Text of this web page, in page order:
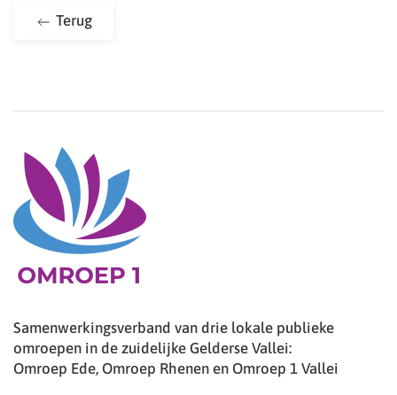
Terug
Samenwerkingsverband van drie lokale publieke
omroepen in de zuidelijke Gelderse Vallei:
Omroep Ede, Omroep Rhenen en Omroep 1 Vallei